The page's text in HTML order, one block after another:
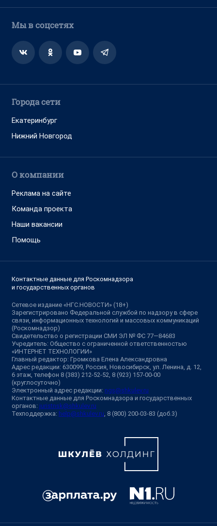
Мы в соцсетях
Города сети
Екатеринбург
Нижний Новгород
О компании
Реклама на сайте
Команда проекта
Наши вакансии
Помощь
Контактные данные для Роскомнадзора
и государственных органов
Сетевое издание «НГС.НОВОСТИ» (18+)
Зарегистрировано Федеральной службой по надзору в сфере
связи, информационных технологий и массовых коммуникаций
(Роскомнадзор)
Свидетельство о регистрации СМИ ЭЛ № ФС 77—84683
Учредитель: Общество с ограниченной ответственностью
«ИНТЕРНЕТ ТЕХНОЛОГИИ»
Главный редактор: Громкова Елена Александровна
Адрес редакции: 630099, Россия, Новосибирск, ул. Ленина, д. 12,
6 этаж, телефон 8 (383) 212-52-52, 8 (923) 157-00-00
(круглосуточно)
Электронный адрес редакции: ngs@shkulev.ru
Контактные данные для Роскомнадзора и государственных
органов: juristnsk@shkulev.ru
Техподдержка: help@shkulev.ru, 8 (800) 200-03-83 (доб.3)